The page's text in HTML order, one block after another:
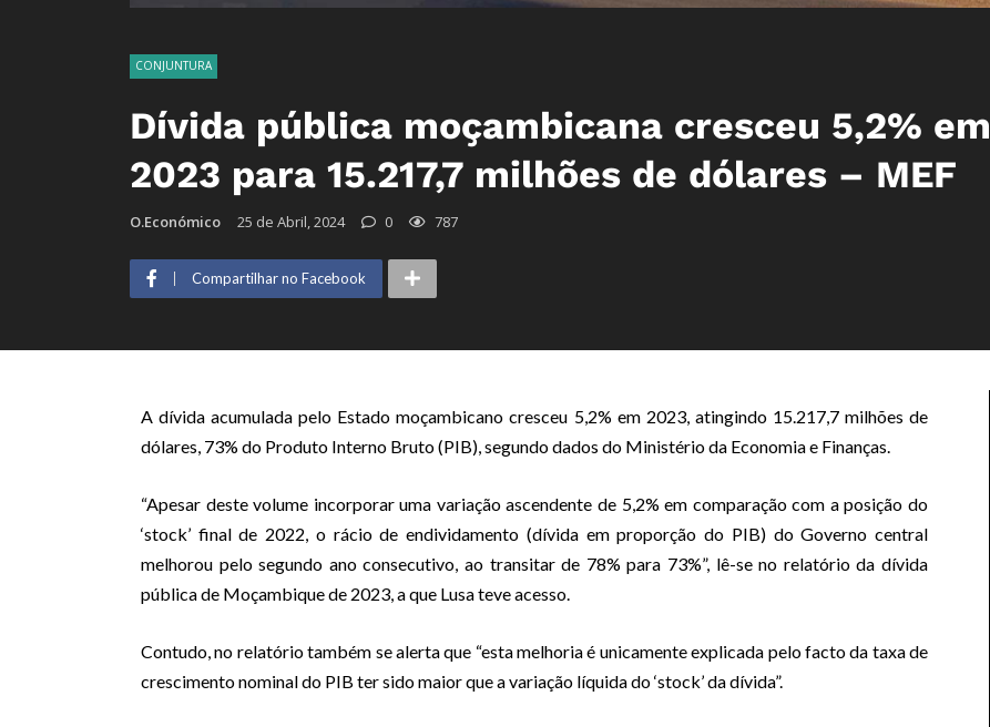
CONJUNTURA
Dívida pública moçambicana cresceu 5,2% em
2023 para 15.217,7 milhões de dólares – MEF
O.Económico 25 de Abril, 2024 0 787
Compartilhar no Facebook
A dívida acumulada pelo Estado moçambicano cresceu 5,2% em 2023, atingindo 15.217,7 milhões de
dólares, 73% do Produto Interno Bruto (PIB), segundo dados do Ministério da Economia e Finanças.
“Apesar deste volume incorporar uma variação ascendente de 5,2% em comparação com a posição do
‘stock’ final de 2022, o rácio de endividamento (dívida em proporção do PIB) do Governo central
melhorou pelo segundo ano consecutivo, ao transitar de 78% para 73%”, lê-se no relatório da dívida
pública de Moçambique de 2023, a que Lusa teve acesso.
Contudo, no relatório também se alerta que “esta melhoria é unicamente explicada pelo facto da taxa de
crescimento nominal do PIB ter sido maior que a variação líquida do ‘stock’ da dívida”.